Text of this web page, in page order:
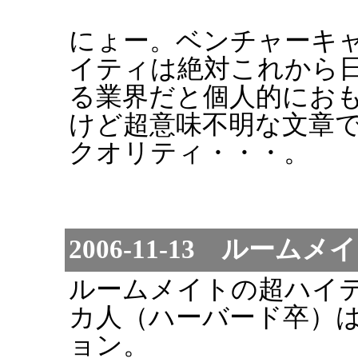
にょー。ベンチャーキ
イティは絶対これから
る業界だと個人的にお
けど超意味不明な文章
クオリティ・・・。
2006-11-13 ルームメ
ルームメイトの超ハイ
カ人（ハーバード卒）
ョン。